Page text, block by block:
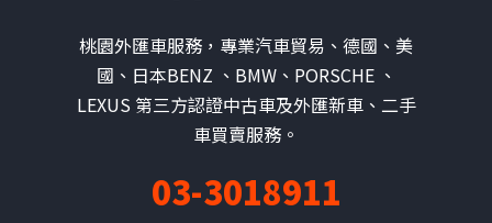
桃園外匯車服務，專業汽車貿易、德國、美
國、日本BENZ 、BMW、PORSCHE 、
LEXUS 第三方認證中古車及外匯新車、二手
車買賣服務。
03-3018911